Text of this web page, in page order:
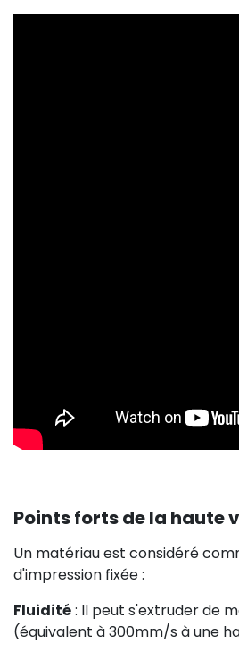
Points forts de la haute
Un matériau est considéré
d'impression fixée :
Fluidité: Il peut s'extruder de
(équivalent à 300mm/s à une